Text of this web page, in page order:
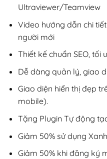
Ultraviewer/Teamview
Video hướng dẫn chi
người mới
Thiết kế chuẩn SEO, tối
Dễ dàng quản lý, giao
Giao diện hiển thị đẹp
mobile).
Tặng Plugin Tự động
Giảm 50% sử dụng
Giảm 50% khi đăng ký